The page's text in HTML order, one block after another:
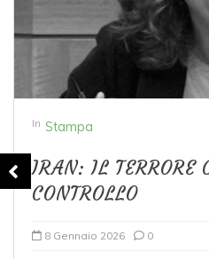
In Stampa
IRAN: IL TERRORE
CONTROLLO
8 Gennaio 2026 0